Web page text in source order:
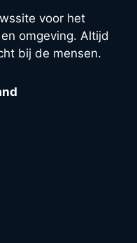
voor het
omgeving. Altijd
bij de mensen.